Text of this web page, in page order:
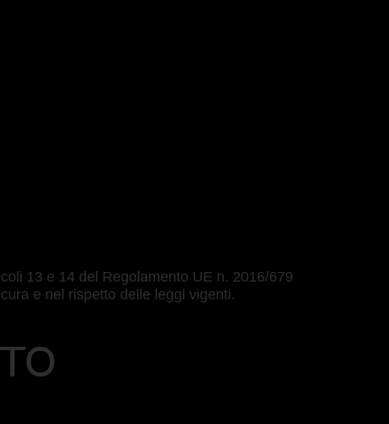
13 e 14 del Regolamento UE n. 2016/679
e nel rispetto delle leggi vigenti.